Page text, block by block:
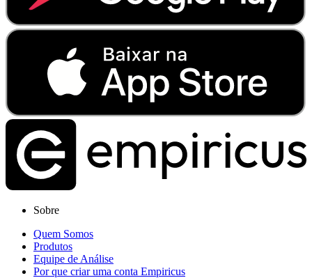
Sobre
Quem Somos
Produtos
Equipe de Análise
Por que criar uma conta Empiricus